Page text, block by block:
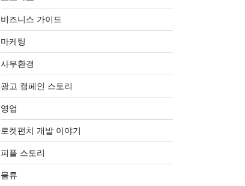
비즈니스 가이드
마케팅
사무환경
광고 캠페인 스토리
영업
로켓펀치 개발 이야기
피플 스토리
물류